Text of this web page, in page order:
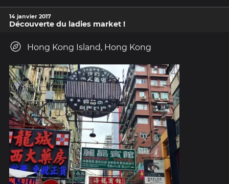
14 janvier 2017
Découverte du ladies market !
Hong Kong Island, Hong Kong